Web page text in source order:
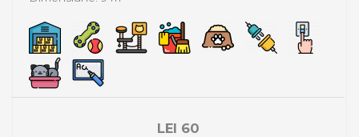
LEI 60